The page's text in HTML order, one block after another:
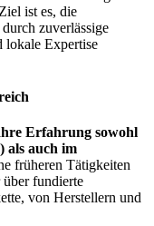
ist es, die
zuverlässige
lokale Expertise
Erfahrung sowohl
als auch im
früheren Tätigkeiten
fundierte
von Herstellern und